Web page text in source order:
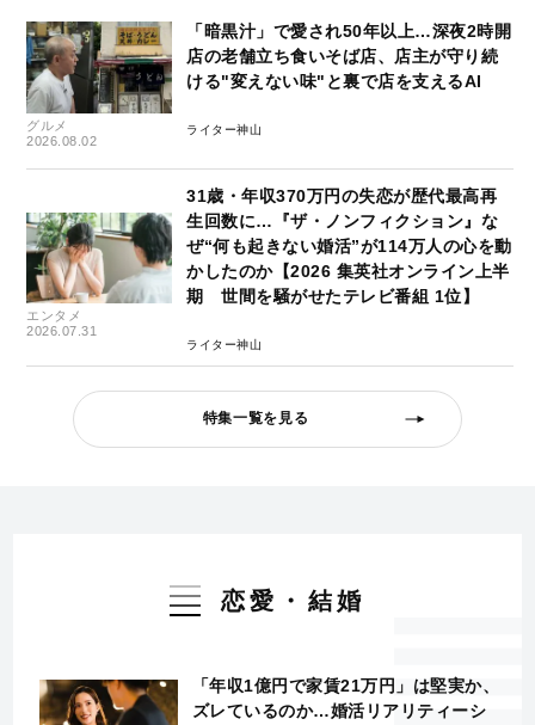
グルメ
2026.08.02
「暗黒汁」で愛され50年以上…深夜2時開
店の老舗立ち食いそば店、店主が守り続
ける"変えない味"と裏で店を支えるAI
ライター神山
エンタメ
2026.07.31
31歳・年収370万円の失恋が歴代最高再
生回数に…『ザ・ノンフィクション』な
ぜ“何も起きない婚活”が114万人の心を動
かしたのか【2026 集英社オンライン上半
期 世間を騒がせたテレビ番組 1位】
ライター神山
特集一覧を見る
恋愛・結婚
「年収1億円で家賃21万円」は堅実か、
ズレているのか…婚活リアリティーシ